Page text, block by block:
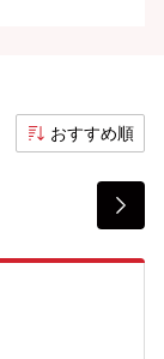
おすすめ順